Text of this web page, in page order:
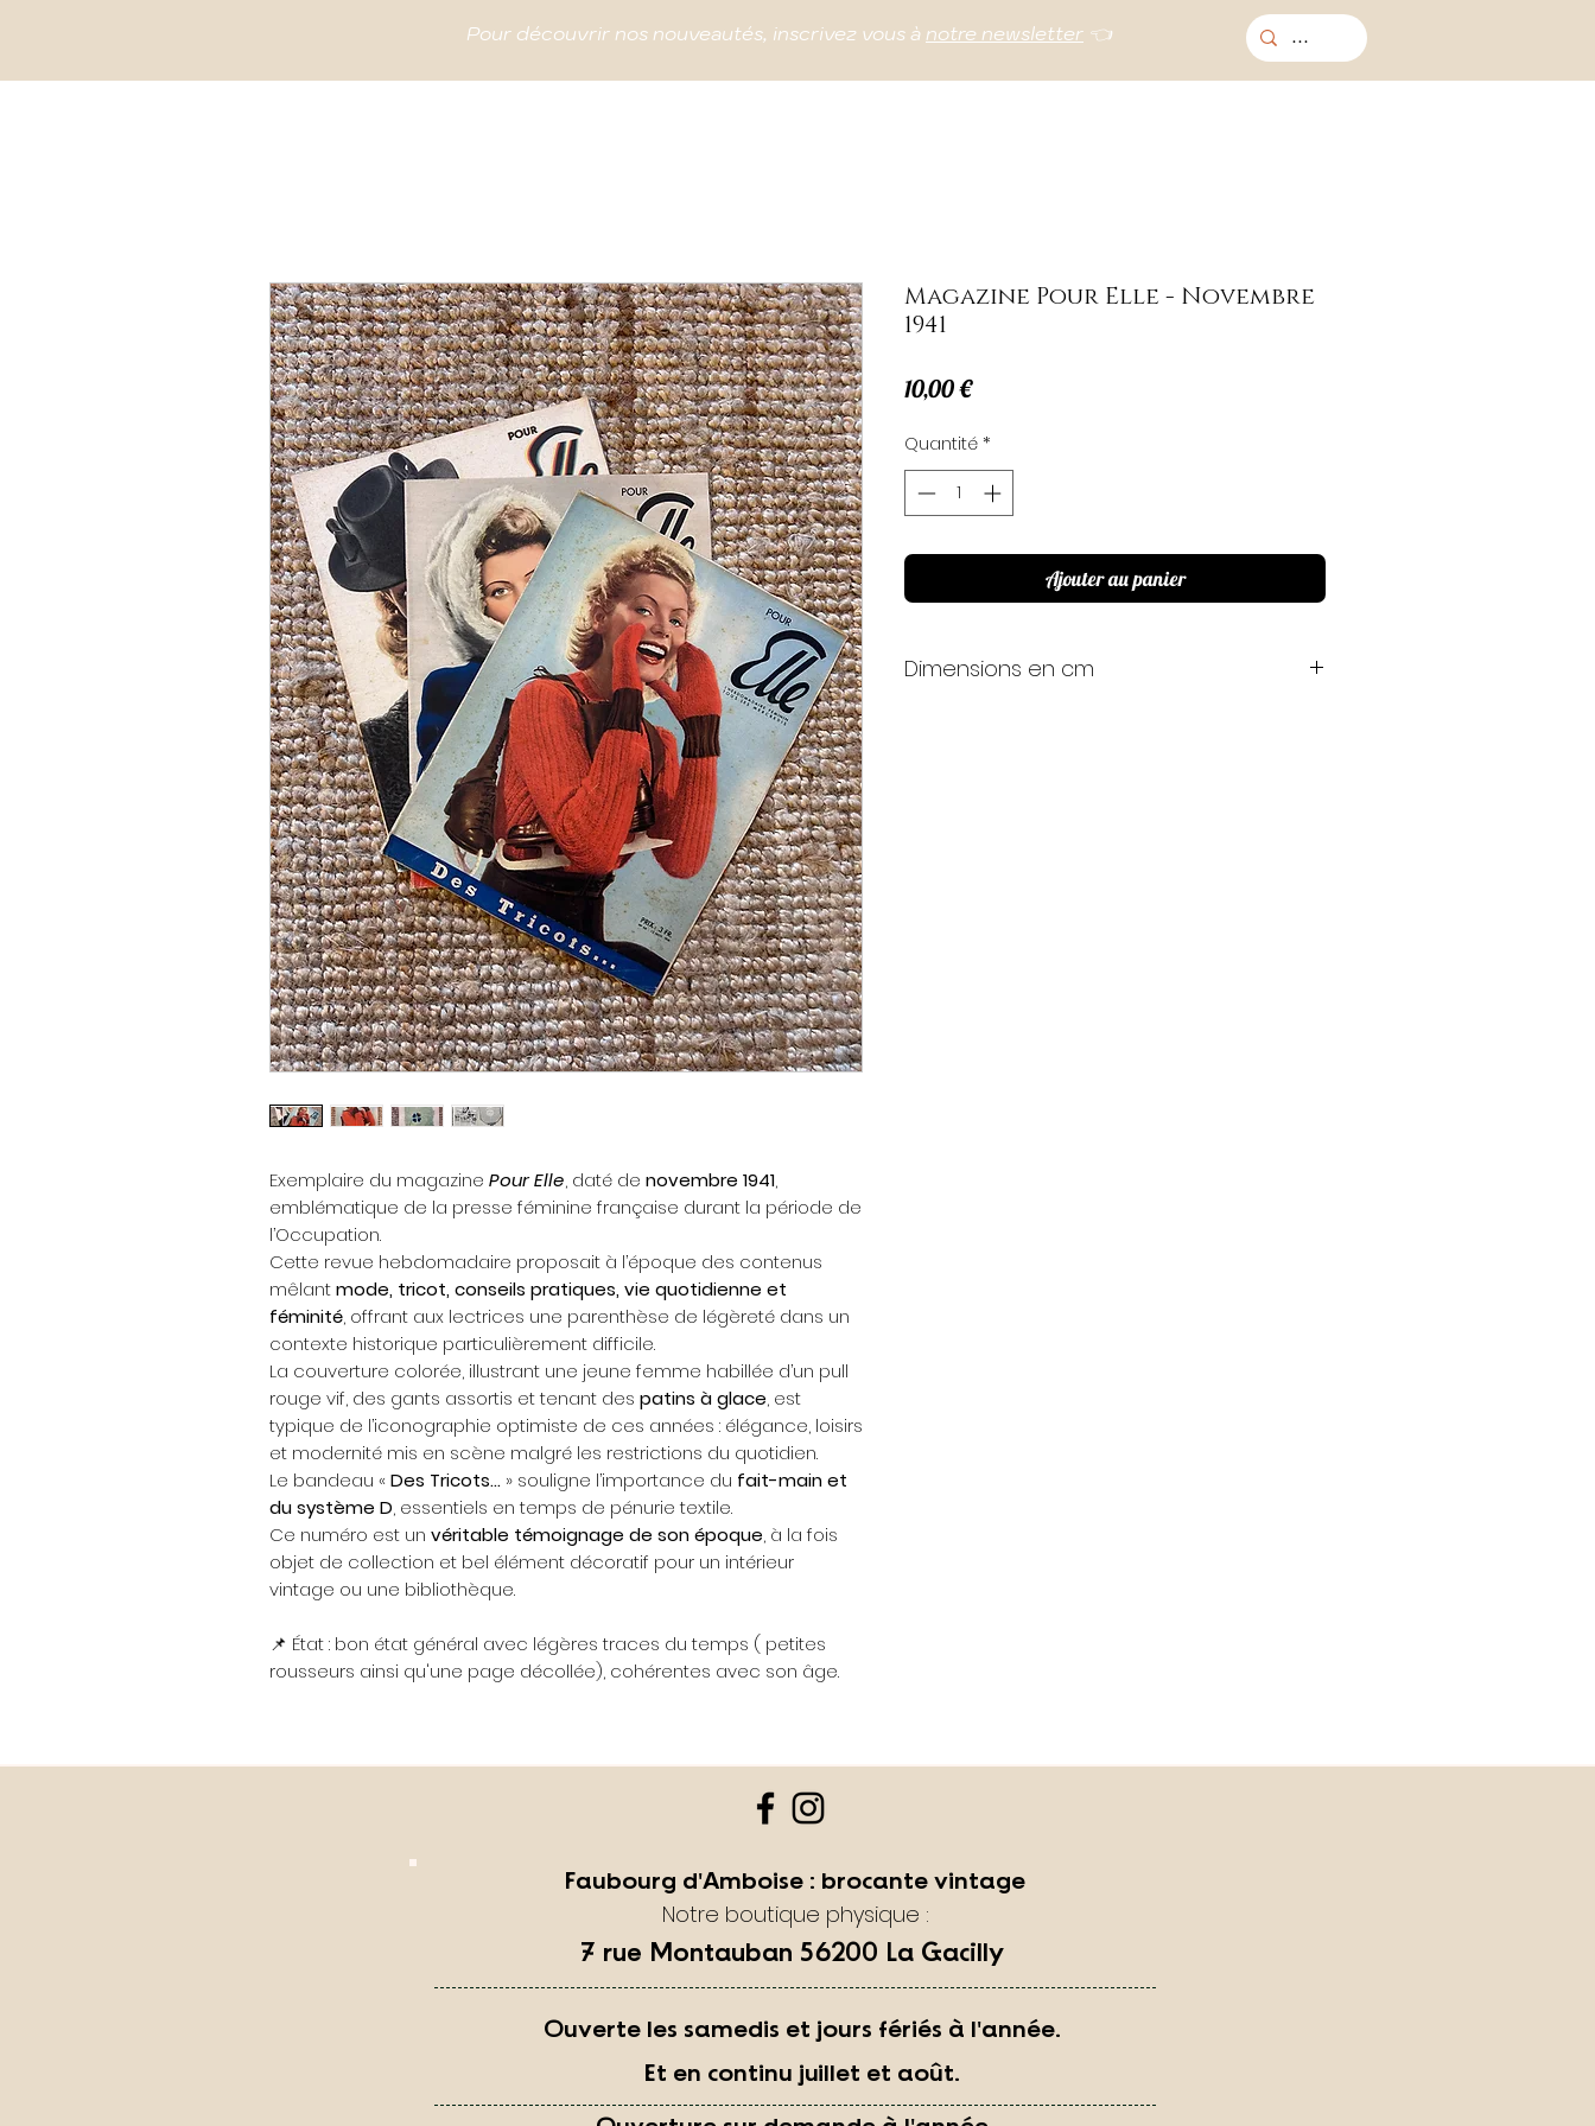
Pour découvrir nos nouveautés, inscrivez vous à notre newsletter 👈
Exemplaire du magazine Pour Elle, daté de novembre 1941,
emblématique de la presse féminine française durant la période de
l’Occupation.
Cette revue hebdomadaire proposait à l’époque des contenus
mêlantmode, tricot, conseils pratiques, vie quotidienne et
féminité, offrant aux lectrices une parenthèse de légèreté dans un
contexte historique particulièrement difficile.
La couverture colorée, illustrant une jeune femme habillée d’un pull
rouge vif, des gants assortis et tenant des patins à glace, est
typique de l’iconographie optimiste de ces années : élégance, loisirs
et modernité mis en scène malgré les restrictions du quotidien.
Le bandeau «Des Tricots… » souligne l’importance du fait-main et
du système D, essentiels en temps de pénurie textile.
Ce numéro est un véritable témoignage de son époque, à la fois
objet de collection et bel élément décoratif pour un intérieur
vintage ou une bibliothèque.
📌 État : bon état général avec légères traces du temps ( petites
rousseurs ainsi qu'une page décollée), cohérentes avec son âge.
Magazine Pour Elle - Novembre
1941
10,00 €Prix
Quantité*
Ajouter au panier
Dimensions en cm
Notre boutique physique :
Faubourg d'Amboise : brocante vintage
7 rue Montauban 56200 La Gacilly
Ouverte les samedis et jours fériés à l'année.
Et en continu juillet et août.